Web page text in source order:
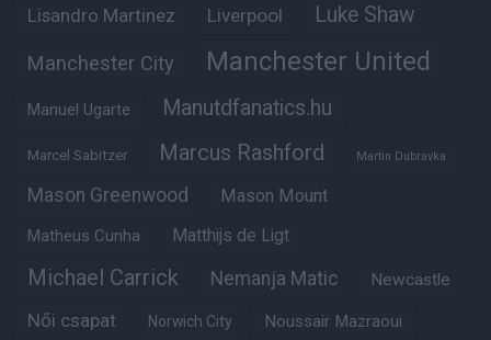
Lisandro Martinez Liverpool Luke Shaw
Manchester City Manchester United
Manuel Ugarte Manutdfanatics.hu
Marcel Sabitzer Marcus Rashford Martin Dubravka
Mason Greenwood Mason Mount
Matheus Cunha Matthijs de Ligt
Michael Carrick Nemanja Matic Newcastle
Női csapat Norwich City Noussair Mazraoui